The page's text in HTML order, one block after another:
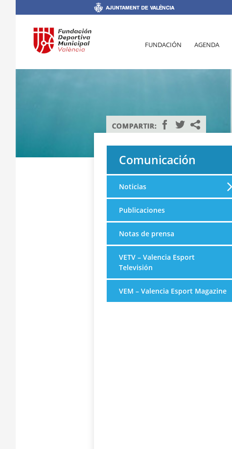
FUNDACIÓN AGENDA
Comunicación
Noticias
Publicaciones
Notas de prensa
VETV – Valencia Esport
Televisión
VEM – Valencia Esport Magazine